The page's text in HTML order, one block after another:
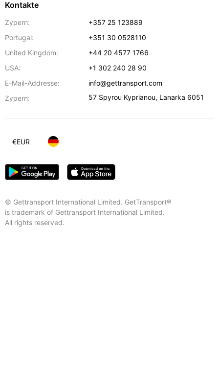
Kontakte
Zypern:
+357 25 123889
Portugal:
+351 30 0528110
United Kingdom:
+44 20 4577 1766
USA:
+1 302 240 28 90
E-Mail-Addresse:
info@gettransport.com
Zypern:
57 Spyrou Kyprianou, Lanarka 6051
© Gettransport International Limited. GetTransport®
is trademark of Gettransport International Limited.
All rights reserved.
€EUR